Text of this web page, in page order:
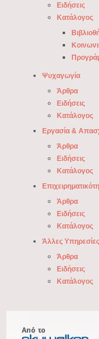
Ειδήσεις
Κατάλογος
Ψυχαγωγία
Άρθρα
Ειδήσεις
Κατάλογος
Εργασία &
Άρθρα
Ειδήσεις
Κατάλογος
Άρθρα
Ειδήσεις
Κατάλογος
Άλλες Υπηρεσίες
Άρθρα
Ειδήσεις
Κατάλογος